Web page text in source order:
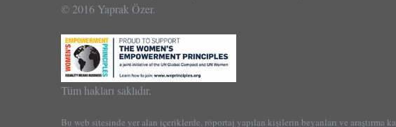
© 2016 Yaprak Özer.
Tüm hakları saklıdır.
Bu web sitesinde yer alan içeriklerde, röportaj yapılan kişilerin beyanları ve araştırma